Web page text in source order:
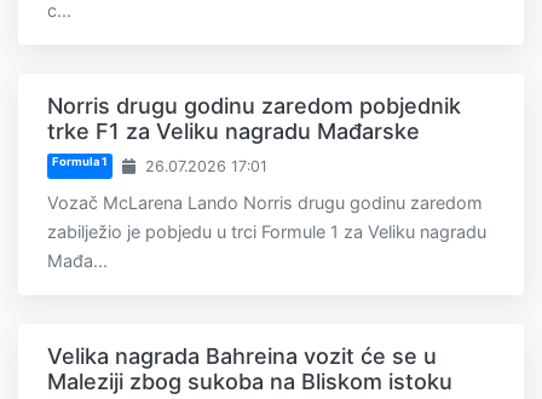
c...
Norris drugu godinu zaredom pobjednik
trke F1 za Veliku nagradu Mađarske
Formula 1 26.07.2026 17:01
Vozač McLarena Lando Norris drugu godinu zaredom
zabilježio je pobjedu u trci Formule 1 za Veliku nagradu
Mađa...
Velika nagrada Bahreina vozit će se u
Maleziji zbog sukoba na Bliskom istoku